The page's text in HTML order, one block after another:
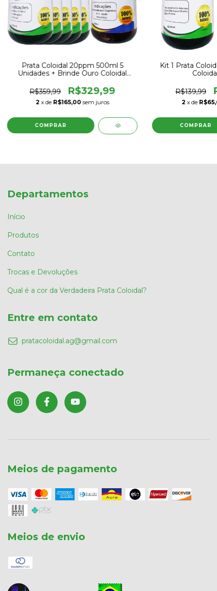
Prata Coloidal 20ppm 500ml 5
Unidades + Brinde Ouro Coloidal
R$359,99
R$329,99
2 x de R$165,00 sem juros
Kit 1 Prata
R$139,99
2 x de
Departamentos
Início
Produtos
Contato
Trocas e Devoluções
Qual é a cor da Verdadeira Prata Coloidal?
Entre em contato
pratacoloidal.ag@gmail.com
Permaneça conectado
Meios de pagamento
Meios de envio